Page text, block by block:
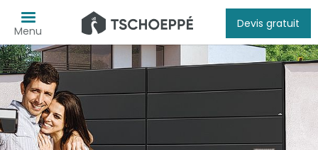
Menu
Devis gratuit